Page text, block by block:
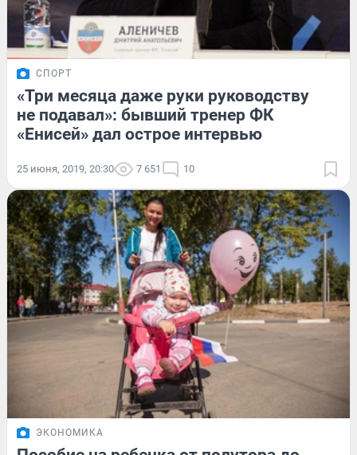
СПОРТ
«Три месяца даже руки руководству
не подавал»: бывший тренер ФК
«Енисей» дал острое интервью
25 июня, 2019, 20:30 7 651 10
ЭКОНОМИКА